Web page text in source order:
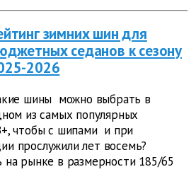
зимних шин для
седанов к сезону
2026
шины можно выбрать в
из самых популярных
чтобы с шипами и при
прослужили лет восемь?
на рынке в размерности 185/65